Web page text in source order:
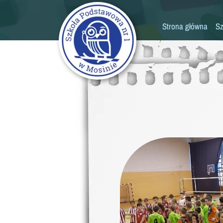
Strona główna